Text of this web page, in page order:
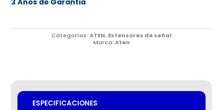
Categorías:ATEN, Extensores de señal
Marca:Aten
ESPECIFICACIONES